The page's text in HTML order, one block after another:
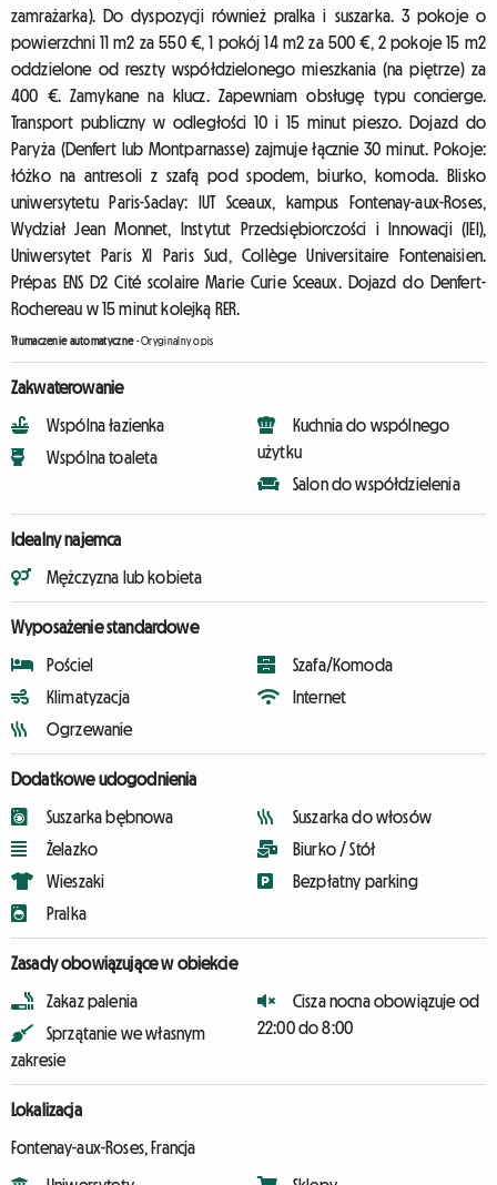
zamrażarka). Do dyspozycji również pralka i suszarka. 3 pokoje o
powierzchni 11 m2 za 550 €, 1 pokój 14 m2 za 500 €, 2 pokoje 15 m2
oddzielone od reszty współdzielonego mieszkania (na piętrze) za
400 €. Zamykane na klucz. Zapewniam obsługę typu concierge.
Transport publiczny w odległości 10 i 15 minut pieszo. Dojazd do
Paryża (Denfert lub Montparnasse) zajmuje łącznie 30 minut. Pokoje:
łóżko na antresoli z szafą pod spodem, biurko, komoda. Blisko
uniwersytetu Paris-Saclay: IUT Sceaux, kampus Fontenay-aux-Roses,
Wydział Jean Monnet, Instytut Przedsiębiorczości i Innowacji (IEI),
Uniwersytet Paris XI Paris Sud, Collège Universitaire Fontenaisien.
Prépas ENS D2 Cité scolaire Marie Curie Sceaux. Dojazd do Denfert-
Rochereau w 15 minut kolejką RER.
Tłumaczenie automatyczne-Oryginalny opis
Zakwaterowanie
Wspólna łazienka
Wspólna toaleta
Kuchnia do wspólnego
użytku
Salon do współdzielenia
Idealny najemca
Mężczyzna lub kobieta
Wyposażenie standardowe
Pościel
Klimatyzacja
Ogrzewanie
Szafa/Komoda
Internet
Dodatkowe udogodnienia
Suszarka bębnowa
Żelazko
Wieszaki
Pralka
Suszarka do włosów
Biurko / Stół
Bezpłatny parking
Zasady obowiązujące w obiekcie
Zakaz palenia
Sprzątanie we własnym
zakresie
Cisza nocna obowiązuje od
22:00 do 8:00
Lokalizacja
Fontenay-aux-Roses, Francja